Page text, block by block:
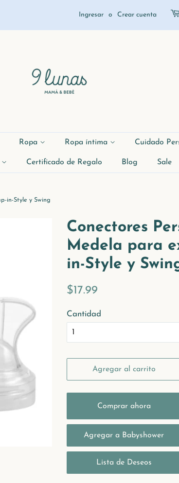
Ingresar o Crear cuenta
Ropa Ropa íntima Cuidado
Certificado de Regalo Blog Sale
in-Style y Swing
Conectores
Medela para
in-Style y
Precio
$17.99
venta
Cantidad
Agregar al carrito
Comprar ahora